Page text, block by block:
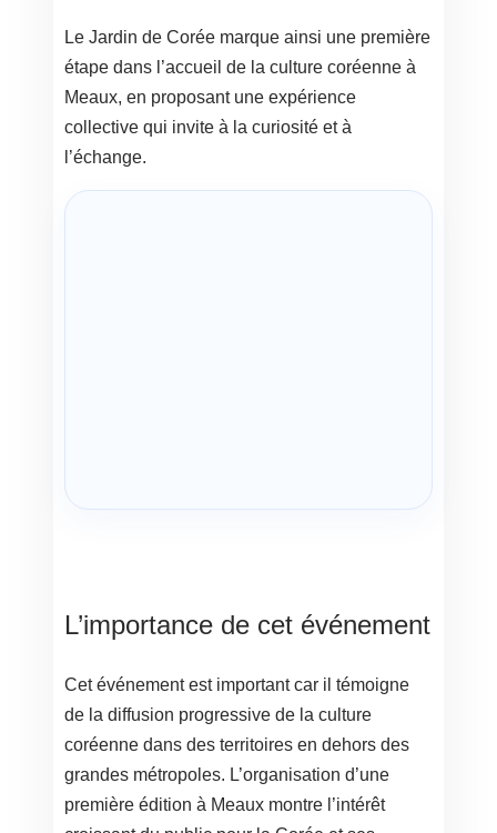
Le Jardin de Corée marque ainsi une première
étape dans l’accueil de la culture coréenne à
Meaux, en proposant une expérience
collective qui invite à la curiosité et à
l’échange.
L’importance de cet événement
Cet événement est important car il témoigne
de la diffusion progressive de la culture
coréenne dans des territoires en dehors des
grandes métropoles. L’organisation d’une
première édition à Meaux montre l’intérêt